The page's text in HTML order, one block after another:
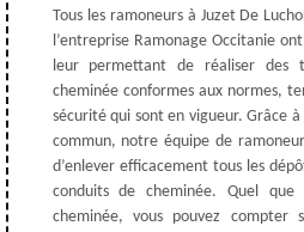
Tous les ramoneurs à Juzet De
l’entreprise Ramonage Occitanie
leur permettant de réaliser des
cheminée conformes aux normes,
sécurité qui sont en vigueur. Grâce
commun, notre équipe de
d’enlever efficacement tous les
conduits de cheminée. Quel
cheminée, vous pouvez compter